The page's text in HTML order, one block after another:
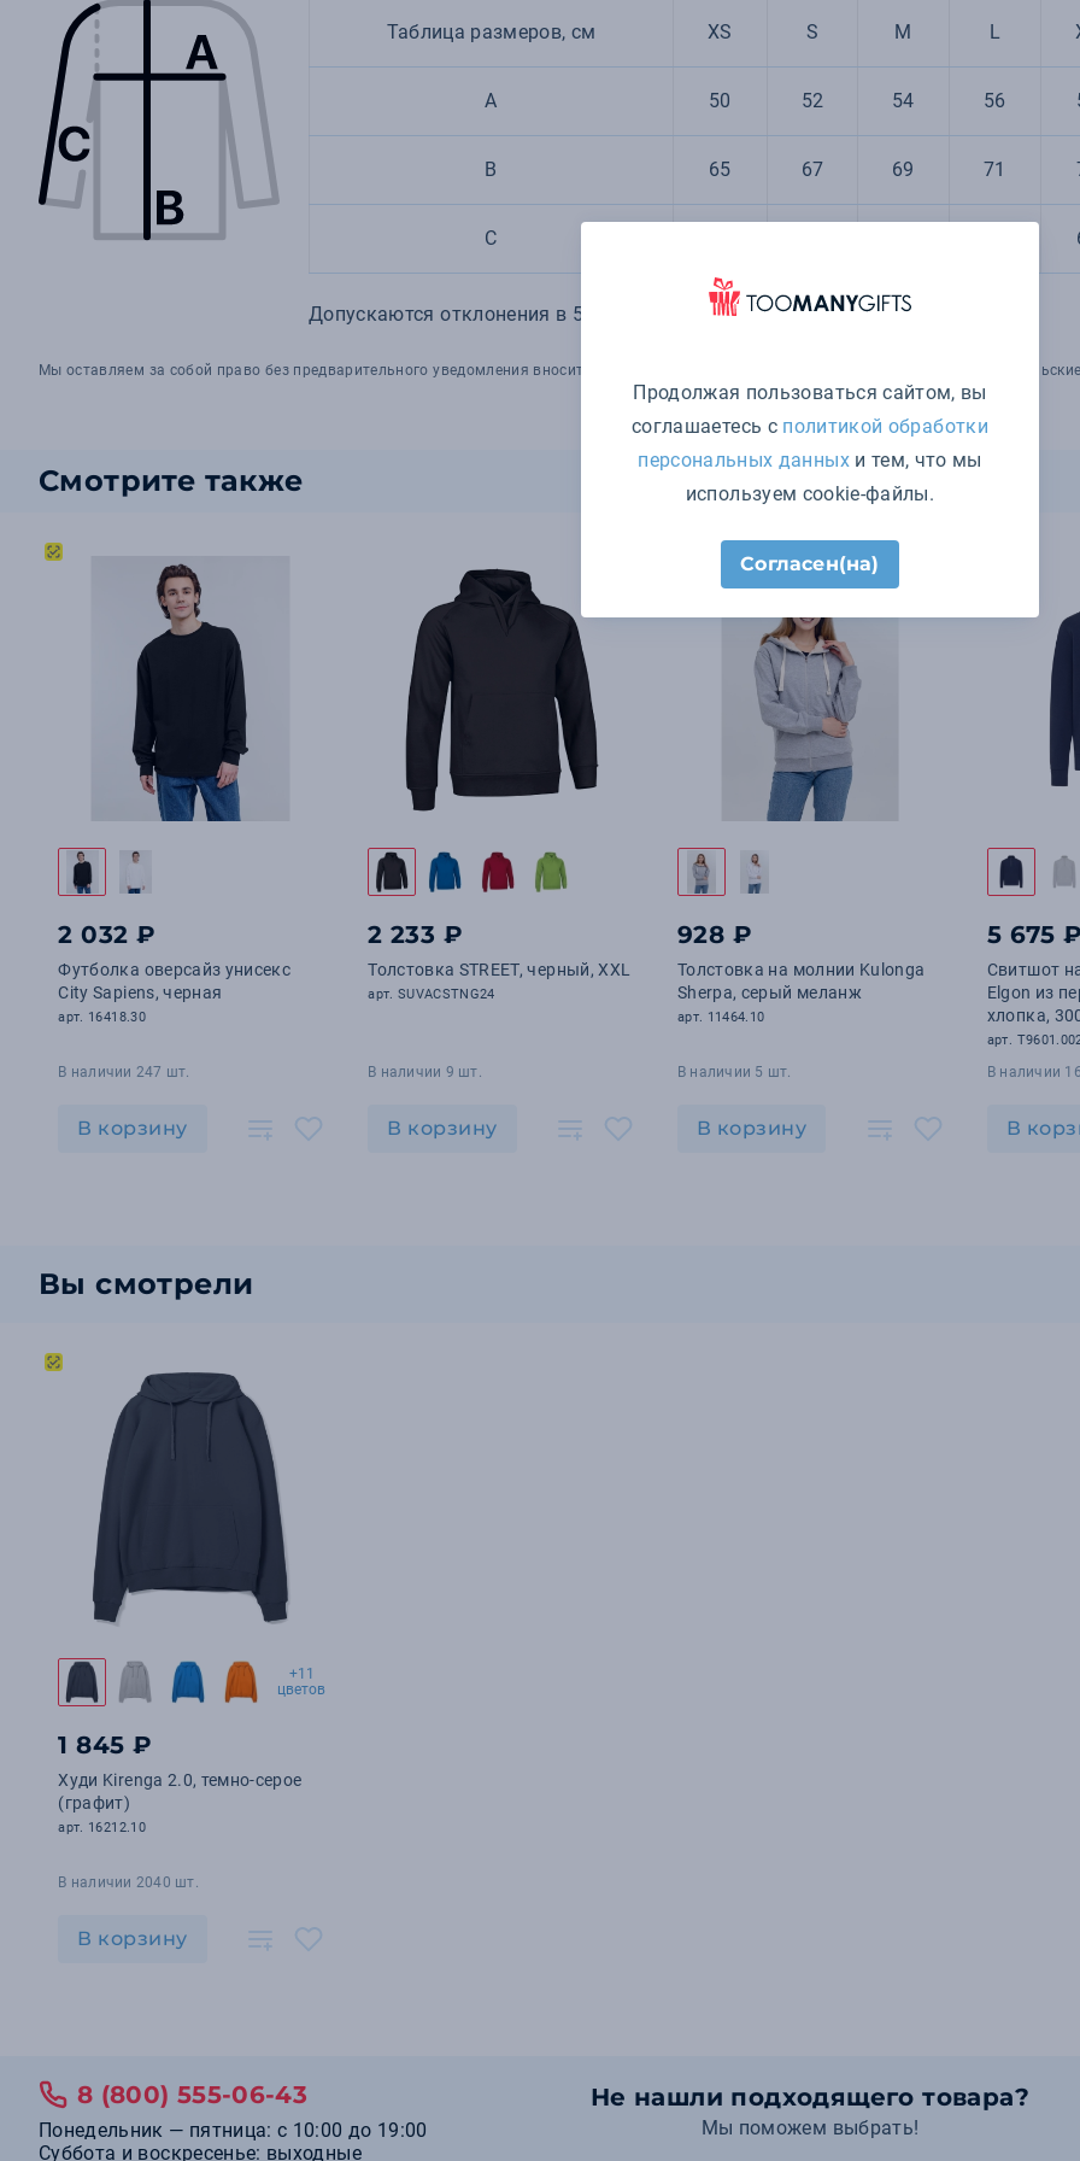
Таблица размеров, см XS S M L
A 50 52 54 56
B 65 67 69 71
C
Допускаются отклонения в 5% от указанных параметров по размеру и цвету
Мы оставляем за собой право без предварительного уведомления вносить изменения в технические параметры товара, его
Смотрите также
2 032 ₽
Футболка оверсайз унисекс
City Sapiens, черная
арт. 16418.30
В наличии 247 шт.
В корзину
2 233 ₽
Толстовка STREET, черный, ХХL
арт. SUVACSTNG24
В наличии 9 шт.
В корзину
928 ₽
Толстовка на молнии Kulonga
Sherpa, серый меланж
арт. 11464.10
В наличии 5 шт.
В корзину
5 675 ₽
Свитшот
Elgon из
хлопка,
арт.
В наличии
В
Вы смотрели
+11
цветов
1 845 ₽
Худи Kirenga 2.0, темно-серое
(графит)
арт. 16212.10
В наличии 2040 шт.
В корзину
Не нашли подходящего товара?
Мы поможем выбрать!
8 (800) 555-06-43
Понедельник — пятница: с 10:00 до 19:00
Суббота и воскресенье: выходные
Продолжая пользоваться сайтом, вы
соглашаетесь с политикой обработки
персональных данныхи тем, что мы
используем cookie-файлы.
Согласен(на)